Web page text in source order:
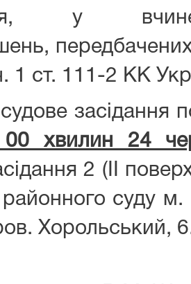
у
1 ст. 111-2 KK
судове засідання
00 хвилин 24
2 (ІІ
районного суду